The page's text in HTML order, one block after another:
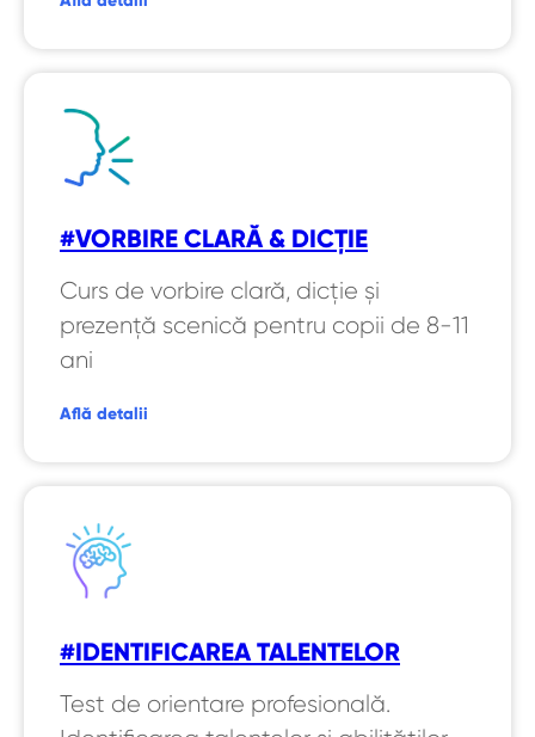
#VORBIRE CLARĂ & DICȚIE
Curs de vorbire clară, dicție și
prezență scenică pentru copii de 8-11
ani
Află detalii
#IDENTIFICAREA TALENTELOR
Test de orientare profesională.